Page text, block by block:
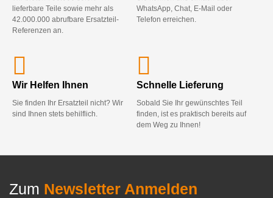
lieferbare Teile sowie mehr als
42.000.000 abrufbare Ersatzteil-
Referenzen an.
WhatsApp, Chat, E-Mail oder
Telefon erreichen.
Wir Helfen Ihnen
Sie finden Ihr Ersatzteil nicht? Wir
sind Ihnen stets behilflich.
Schnelle Lieferung
Sobald Sie Ihr gewünschtes Teil
finden, ist es praktisch bereits auf
dem Weg zu Ihnen!
Zum Newsletter Anmelden